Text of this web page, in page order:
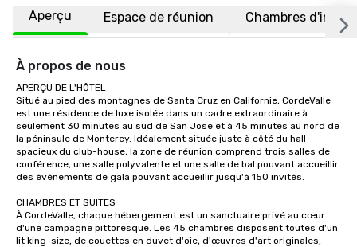
Aperçu Espace de réunion Chambres
À propos de nous
APERÇU DE L'HÔTEL
Situé au pied des montagnes de Santa Cruz en Californie, CordeValle
est une résidence de luxe isolée dans un cadre extraordinaire à
seulement 30 minutes au sud de San Jose et à 45 minutes au nord de
la péninsule de Monterey. Idéalement située juste à côté du hall
spacieux du club-house, la zone de réunion comprend trois salles de
conférence, une salle polyvalente et une salle de bal pouvant accueillir
des événements de gala pouvant accueillir jusqu'à 150 invités.
CHAMBRES ET SUITES
À CordeValle, chaque hébergement est un sanctuaire privé au cœur
d'une campagne pittoresque. Les 45 chambres disposent toutes d'un
lit king-size, de couettes en duvet d'oie, d'œuvres d'art originales,